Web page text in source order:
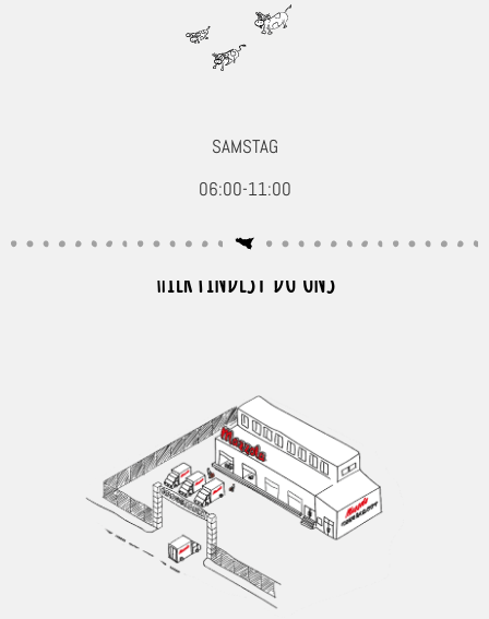
SAMSTAG
06:00-11:00
HIER FINDEST DU UNS